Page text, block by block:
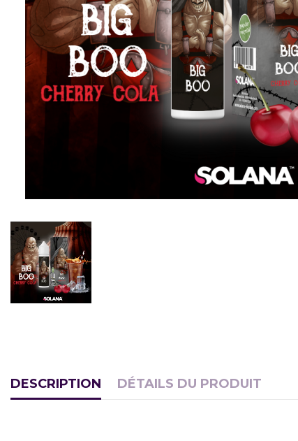
DESCRIPTION DÉTAILS DU PRODUIT